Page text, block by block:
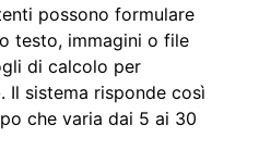
possono formulare
testo, immagini o file
di calcolo per
. Il sistema risponde così
che varia dai 5 ai 30